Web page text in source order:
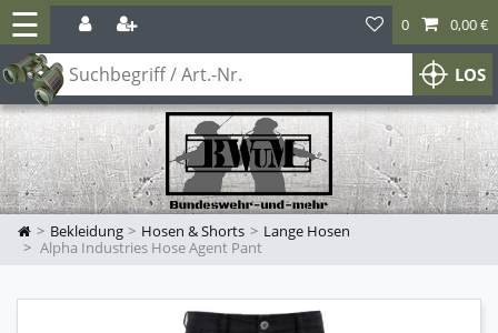
☰
LOS
0 0,00 €
Bekleidung Hosen & Shorts
Lange Hosen
Alpha Industries Hose Agent Pant